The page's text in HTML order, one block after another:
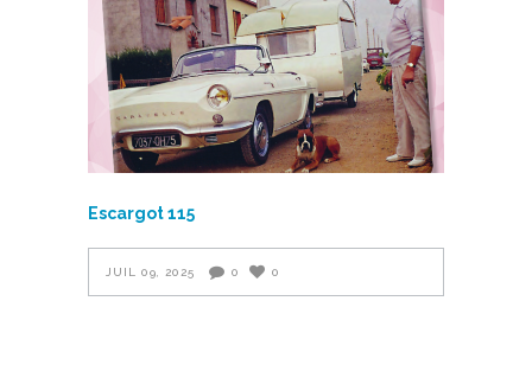
Escargot 115
JUIL 09, 2025 0 0